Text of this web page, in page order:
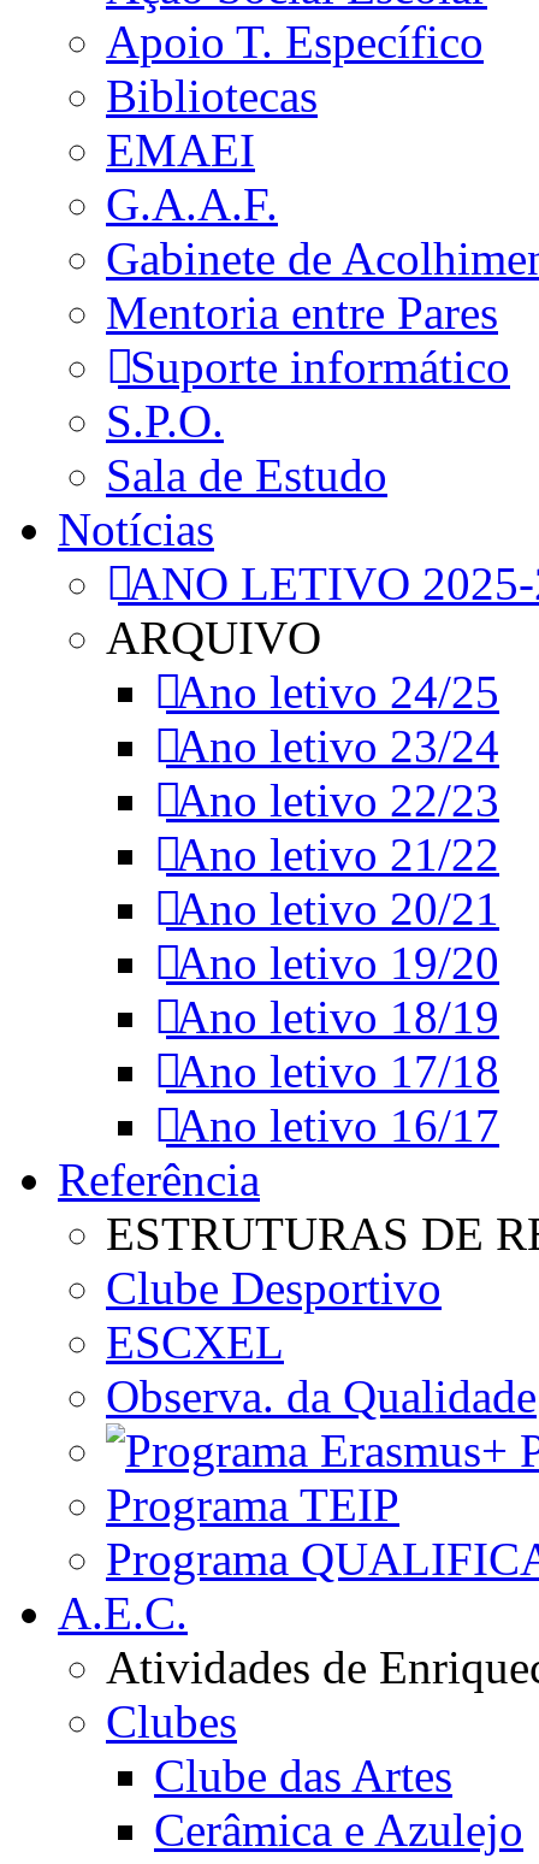
Apoio T. Específico
Bibliotecas
EMAEI
G.A.A.F.
Gabinete de
Mentoria entre Pares
Suporte informático
S.P.O.
Sala de Estudo
Notícias
ANO LETIVO
ARQUIVO
Ano letivo 24/25
Ano letivo 23/24
Ano letivo 22/23
Ano letivo 21/22
Ano letivo 20/21
Ano letivo 19/20
Ano letivo 18/19
Ano letivo 17/18
Ano letivo 16/17
Referência
ESTRUTURAS DE
Clube Desportivo
ESCXEL
Observa. da Qualidade
Programa TEIP
Programa
A.E.C.
Atividades de
Clubes
Clube das Artes
Cerâmica e Azulejo